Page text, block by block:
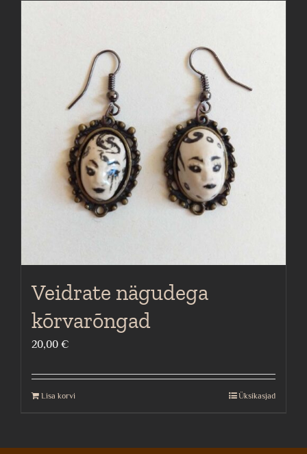
Veidrate nägudega
kõrvarõngad
20,00 €
Lisa korvi Üksikasjad